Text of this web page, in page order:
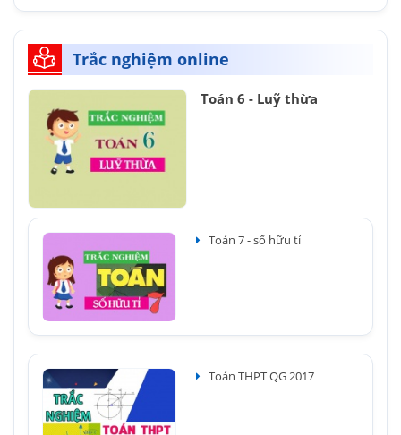
Trắc nghiệm online
Toán 6 - Luỹ thừa
Toán 7 - số hữu tỉ
Toán THPT QG 2017